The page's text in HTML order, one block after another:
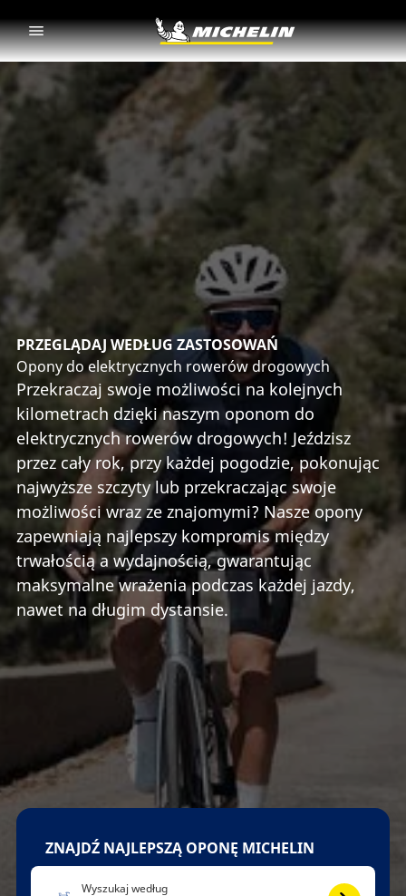
PRZEGLĄDAJ WEDŁUG ZASTOSOWAŃ
Opony do elektrycznych rowerów drogowych
Przekraczaj swoje możliwości na kolejnych
kilometrach dzięki naszym oponom do
elektrycznych rowerów drogowych! Jeździsz
przez cały rok, przy każdej pogodzie, pokonując
najwyższe szczyty lub przekraczając swoje
możliwości wraz ze znajomymi? Nasze opony
zapewniają najlepszy kompromis między
trwałością a wydajnością, gwarantując
maksymalne wrażenia podczas każdej jazdy,
nawet na długim dystansie.
ZNAJDŹ NAJLEPSZĄ OPONĘ MICHELIN
Wyszukaj według